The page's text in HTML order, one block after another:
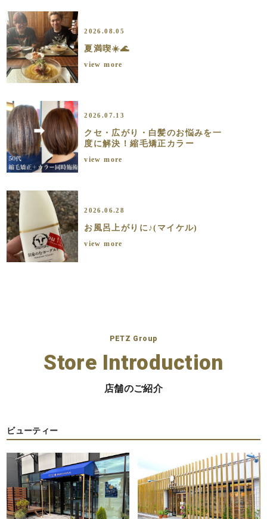
2026.08.05
夏満喫☀️🌊
view more
2026.07.13
クセ・広がり・白髪のお悩みを一
度に解決！縮毛矯正カラー
view more
2026.06.28
お風呂上がりに♪(マイケル)
view more
PETZ Group
Store Introduction
店舗のご紹介
ビューティー